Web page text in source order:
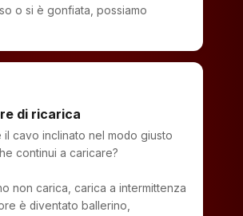
o si è gonfiata, possiamo
di ricarica
il cavo inclinato nel modo giusto
continui a caricare?
non carica, carica a intermittenza
è diventato ballerino,